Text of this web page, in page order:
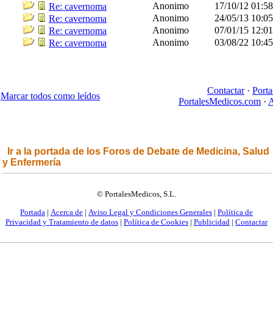
Re: cavernoma
Anonimo 17/10/12
Re: cavernoma
Anonimo 24/05/13
Re: cavernoma
Anonimo 07/01/15
Re: cavernoma
Anonimo 03/08/22
Marcar todos como leídos
Contactar·
PortalesMedicos.com ·
Ir a la portada de los Foros de Debate de Medicina, Salud
y Enfermería
© PortalesMedicos, S.L.
Portada | Acerca de | Aviso Legal y Condiciones Generales | Política de
Privacidad y Tratamiento de datos | Política de Cookies | Publicidad | Contactar